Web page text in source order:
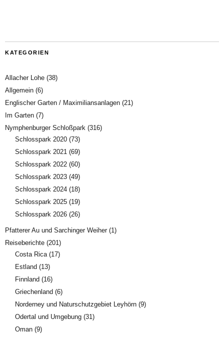
KATEGORIEN
Allacher Lohe (38)
Allgemein (6)
Englischer Garten / Maximiliansanlagen (21)
Im Garten (7)
Nymphenburger Schloßpark (316)
Schlosspark 2020 (73)
Schlosspark 2021 (69)
Schlosspark 2022 (60)
Schlosspark 2023 (49)
Schlosspark 2024 (18)
Schlosspark 2025 (19)
Schlosspark 2026 (26)
Pfatterer Au und Sarchinger Weiher(1)
Reiseberichte (201)
Costa Rica (17)
Estland (13)
Finnland (16)
Griechenland (6)
Norderney und Naturschutzgebiet Leyhörn (9)
Odertal und Umgebung (31)
Oman (9)